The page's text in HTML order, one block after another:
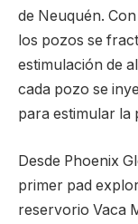
de Neuquén.
los pozos se
estimulación de
cada pozo se
para estimular la
Desde Phoenix
primer pad
reservorio Vaca